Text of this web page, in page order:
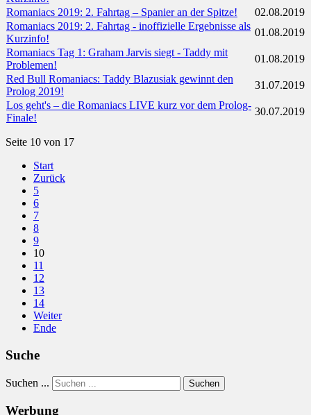
Romaniacs 2019: 2. Fahrtag – Spanier an der Spitze!
02.08.2019
Romaniacs 2019: 2. Fahrtag - inoffizielle Ergebnisse als
Kurzinfo!
01.08.2019
Romaniacs Tag 1: Graham Jarvis siegt - Taddy mit
Problemen!
01.08.2019
Red Bull Romaniacs: Taddy Blazusiak gewinnt den
Prolog 2019!
31.07.2019
Los geht's – die Romaniacs LIVE kurz vor dem Prolog-
Finale!
30.07.2019
Seite 10 von 17
Start
Zurück
5
6
7
8
9
10
11
12
13
14
Weiter
Ende
Suche
Suchen ... Suchen
Werbung